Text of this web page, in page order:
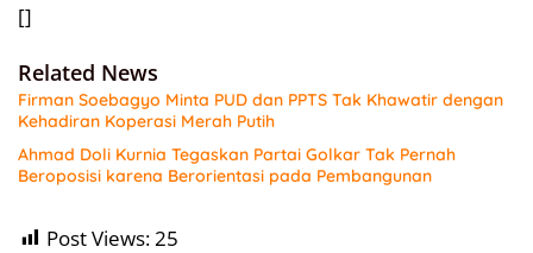
[]
Related News
Firman Soebagyo Minta PUD dan PPTS Tak Khawatir dengan
Kehadiran Koperasi Merah Putih
Ahmad Doli Kurnia Tegaskan Partai Golkar Tak Pernah
Beroposisi karena Berorientasi pada Pembangunan
Post Views:25